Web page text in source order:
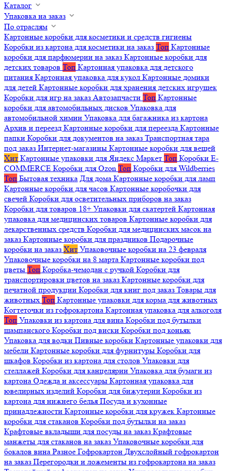
Каталог
Упаковка на заказ
По отраслям
Картонные коробки для косметики и средств гигиены
Коробки из картона для косметики на заказ Топ Картонные
коробки для парфюмерии на заказ Картонные коробки для
детских товаров Топ Картонная упаковка для детского
питания Картонная упаковка для кукол Картонные домики
для детей Картонные коробки для хранения детских игрушек
Коробки для игр на заказ Автозапчасти Топ Картонные
коробки для автомобильных дисков Упаковка для
автомобильной химии Упаковка для багажника из картона
Архив и переезд Картонные коробки для переезда Картонные
папки Коробки для документов на заказ Транспортная тара
под заказ Интернет-магазины Картонные коробки для вещей
Хит Картонные упаковки для Яндекс Маркет Топ Коробки E-
COMMERCE Коробки для Ozon Топ Коробки для Wildberries
Топ Бытовая техника Для дома Картонные коробки для ламп
Картонные коробки для часов Картонные коробочки для
свечей Коробки для осветительных приборов на заказ
Коробки для товаров 18+ Упаковки для скатертей Картонная
упаковка для медицинских товаров Картонные коробки для
лекарственных средств Коробки для медицинских масок на
заказ Картонные коробки для праздников Подарочные
коробки на заказ Хит Упаковочные коробки на 23 февраля
Упаковочные коробки на 8 марта Картонные коробки под
цветы Топ Коробка-чемодан с ручкой Коробки для
транспортировки цветов на заказ Картонные коробки для
печатной продукции Коробки для книг под заказ Товары для
животных Топ Картонные упаковки для корма для животных
Когтеточки из гофрокартона Картонная упаковка для алкоголя
Топ Упаковки из картона для вина Коробки под бутылки
шампанского Коробки под виски Коробки под коньяк
Упаковка для водки Пивные коробки Картонные упаковки для
мебели Картонные коробки для фурнитуры Коробки для
шкафов Коробки из картона для столов Упаковки для
стеллажей Коробки для канцелярии Упаковка для бумаги из
картона Одежда и аксессуары Картонная упаковка для
ювелирных изделий Коробки для бижутерии Коробки из
картона для нижнего белья Посуда и кухонные
принадлежности Картонные коробки для кружек Картонные
коробки для стаканов Коробки под бутылки на заказ
Крафтовые вкладыши для посуды на заказ Крафтовые
манжеты для стаканов на заказ Упаковочные коробки для
бокалов вина Разное Гофрокартон Двухслойный гофрокартон
на заказ Перегородки и ложементы из гофрокартона на заказ